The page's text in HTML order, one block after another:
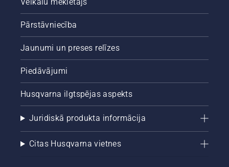
Pārstāvniecība
Jaunumi un preses relīzes
Piedāvājumi
Husqvarna ilgtspējas aspekts
Juridiskā produkta informācija
Citas Husqvarna vietnes